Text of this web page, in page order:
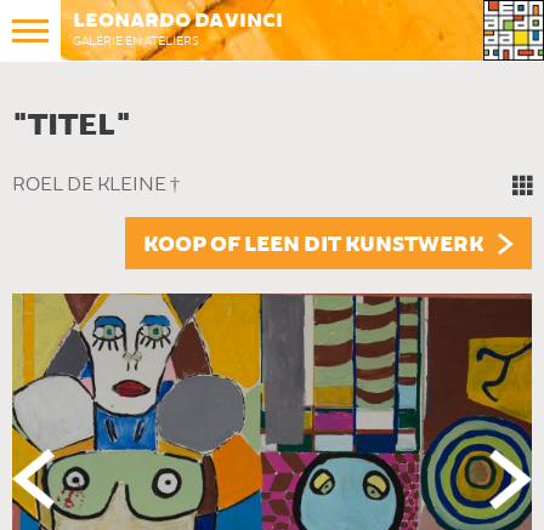
LEONARDO DA VINCI
GALERIE EN ATELIERS
"TITEL"
ROEL DE KLEINE †
KOOP OF LEEN DIT KUNSTWERK